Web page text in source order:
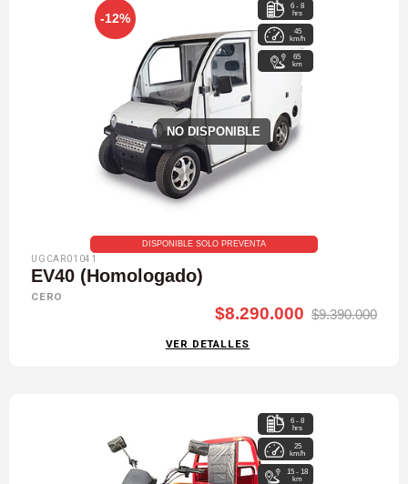
-12%
NO DISPONIBLE
6 - 8
hrs
45
km/h
65
km
DISPONIBLE SOLO PREVENTA
UGCAR01041
EV40 (Homologado)
CERO
$8.290.000 $9.390.000
VER DETALLES
6 - 8
hrs
25
km/h
15 - 18
km